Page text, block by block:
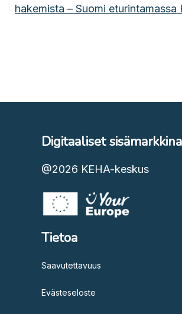
hakemista – Suomi eturintamassa
Digitaaliset
@2026 KEHA-keskus
Tietoa
Saavutettavuus
Evästeseloste